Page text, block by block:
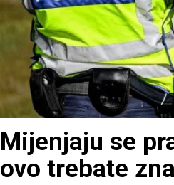
Mijenjaju se
ovo trebate